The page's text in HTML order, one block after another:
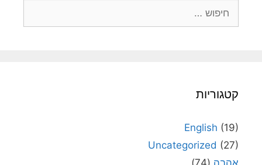
קטגוריות
English (19)
Uncategorized (27)